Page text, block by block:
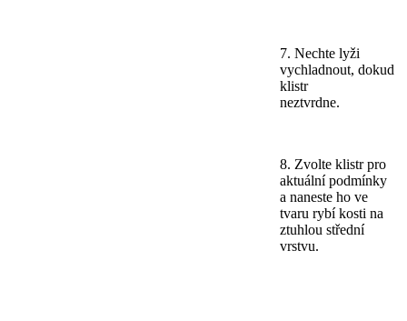
7. Nechte lyži
vychladnout, dokud
klistr
neztvrdne.
8. Zvolte klistr pro
aktuální podmínky
a naneste ho ve
tvaru rybí kosti na
ztuhlou střední
vrstvu.